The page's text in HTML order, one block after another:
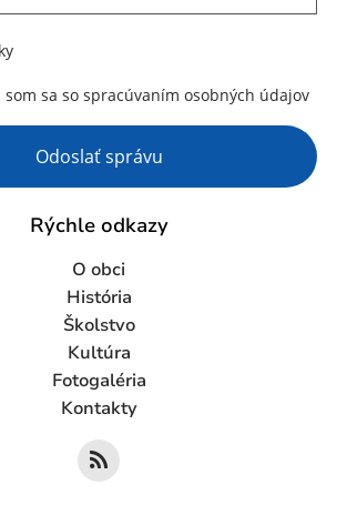
sa so spracúvaním osobných údajov
Response
Odoslať správu
Rýchle odkazy
O obci
História
Školstvo
Kultúra
Fotogaléria
Kontakty